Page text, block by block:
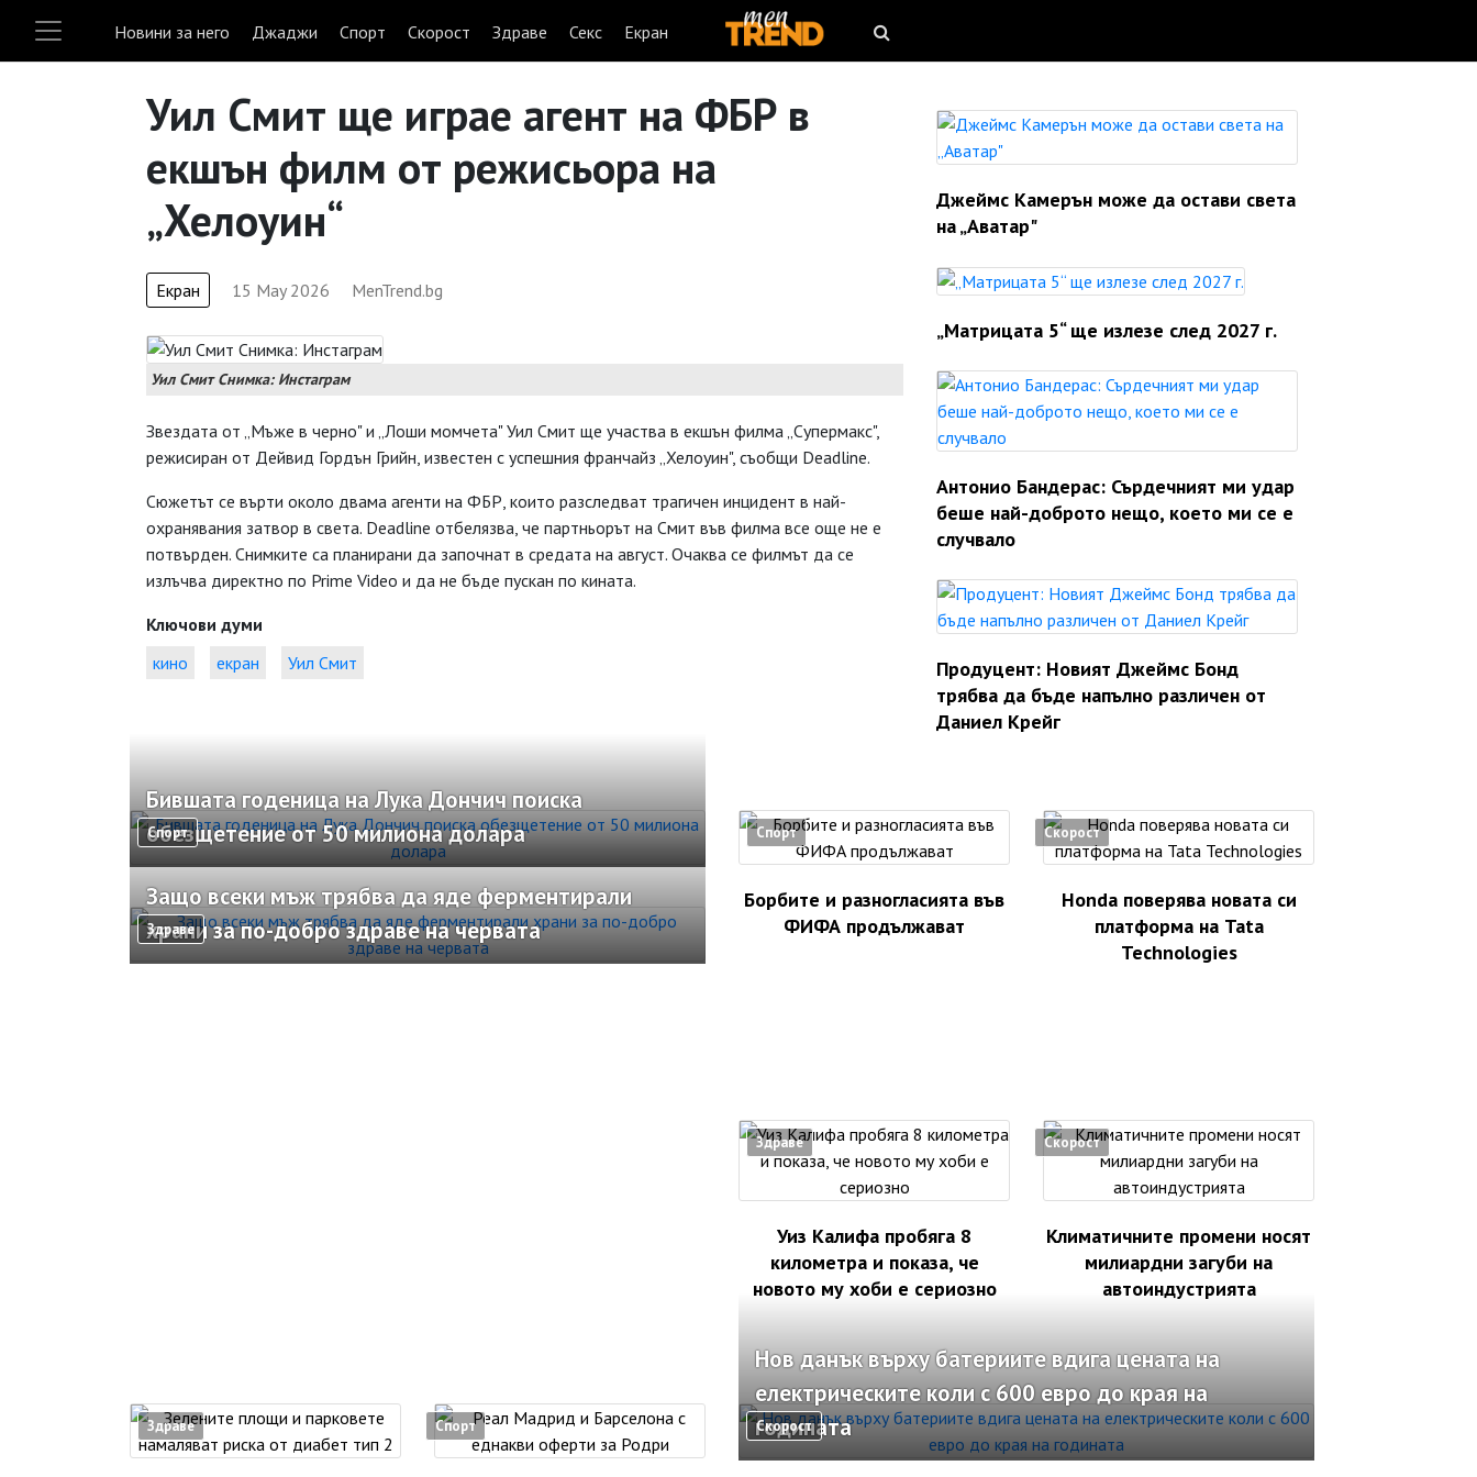
Новини за него Джаджи Спорт Скорост Здраве Секс Екран
Уил Смит ще играе агент на ФБР в
екшън филм от режисьора на
„Хелоуин“
Екран 15 May 2026 MenTrend.bg
Уил Смит Снимка: Инстаграм
Звездата от „Мъже в черно" и „Лоши момчета" Уил Смит ще участва в екшън филма „Супермакс",
режисиран от Дейвид Гордън Грийн, известен с успешния франчайз „Хелоуин", съобщи Deadline.
Сюжетът се върти около двама агенти на ФБР, които разследват трагичен инцидент в най-
охранявания затвор в света. Deadline отбелязва, че партньорът на Смит във филма все още не е
потвърден. Снимките са планирани да започнат в средата на август. Очаква се филмът да се
излъчва директно по Prime Video и да не бъде пускан по кината.
Ключови думи
кино
екран Уил Смит
Джеймс Камерън може да остави света
на „Аватар"
„Матрицата 5“ ще излезе след 2027 г.
Антонио Бандерас: Сърдечният ми удар
беше най-доброто нещо, което ми се е
случвало
Продуцент: Новият Джеймс Бонд
трябва да бъде напълно различен от
Даниел Крейг
Спорт
Бившата годеница на Лука Дончич поиска
обезщетение от 50 милиона долара
Здраве
Защо всеки мъж трябва да яде ферментирали
храни за по-добро здраве на червата
Спорт
Борбите и разногласията във
ФИФА продължават
Скорост
Honda поверява новата си
платформа на Tata
Technologies
Здраве
Уиз Калифа пробяга 8
километра и показа, че
новото му хоби е сериозно
Скорост
Климатичните промени носят
милиардни загуби на
автоиндустрията
Здраве Спорт Скорост
Нов данък върху батериите вдига цената на
електрическите коли с 600 евро до края на
годината